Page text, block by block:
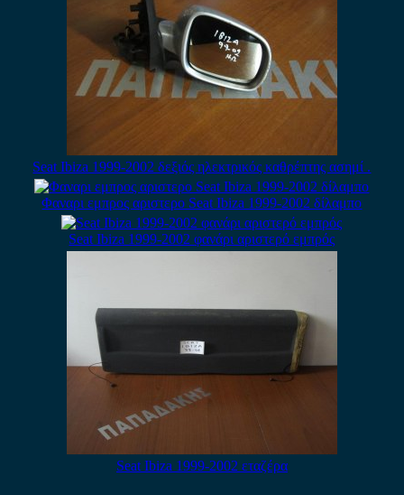
Seat Ibiza 1999-2002 δεξιός ηλεκτρικός καθρέπτης ασημί .
Φαναρι εμπρος αριστερο Seat Ibiza 1999-2002 δίλαμπο
Seat Ibiza 1999-2002 φανάρι αριστερό εμπρός
Seat Ibiza 1999-2002 εταζέρα